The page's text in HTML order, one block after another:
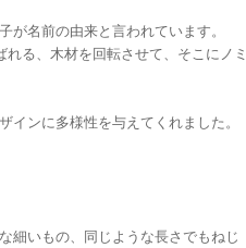
が名前の由来と言われています。
る、木材を回転させて、そこにノミ
ンに多様性を与えてくれました。
細いもの、同じような長さでもねじ